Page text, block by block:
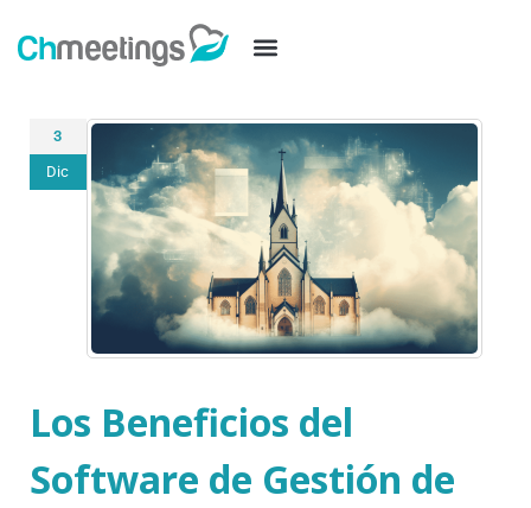
3
Dic
Los Beneficios del
Software de Gestión de